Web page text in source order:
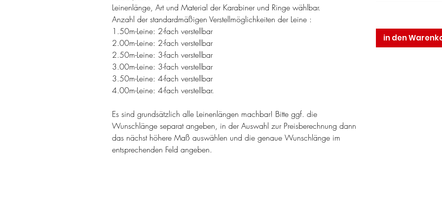
Leinenlänge, Art und Material der Karabiner und Ringe wählbar.
Anzahl der standardmäßigen Verstellmöglichkeiten der Leine :
1.50m-Leine: 2-fach verstellbar
2.00m-Leine: 2-fach verstellbar
2.50m-Leine: 3-fach verstellbar
3.00m-Leine: 3-fach verstellbar
3.50m-Leine: 4-fach verstellbar
4.00m-Leine: 4-fach verstellbar.
Es sind grundsätzlich alle Leinenlängen machbar! Bitte ggf. die
Wunschlänge separat angeben, in der Auswahl zur Preisberechnung dann
das nächst höhere Maß auswählen und die genaue Wunschlänge im
entsprechenden Feld angeben.
in den